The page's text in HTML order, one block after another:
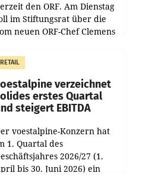
den ORF. Am Dienstag
im Stiftungsrat über die
neuen ORF-Chef Clemens
für die
abgestimmt
RETAIL
verzeichnet
erstes Quartal
steigert EBITDA
voestalpine-Konzern hat
1. Quartal des
2026/27 (1.
bis 30. Juni 2026) ein